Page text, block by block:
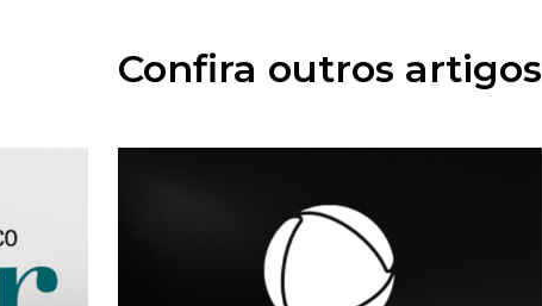
Confira outros artigos